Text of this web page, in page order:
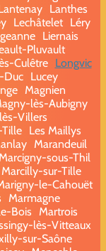
Lanthes
Lechâtelet Léry
Liernais
Pluvault
Culêtre
Longvic
Duc
Lucey
Magnien
lès-Aubigny
Villers
Les Maillys
Marandeuil
Marcigny-sous-Thil
Marcilly-sur-Tille
le-Cahouët
Marmagne
Bois
Martrois
lès-Vitteaux
sur-Saône